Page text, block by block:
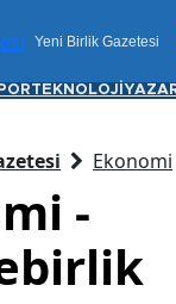
Yeni Birlik Gazetesi
TEKNOLOJİ
Ekonomi
-